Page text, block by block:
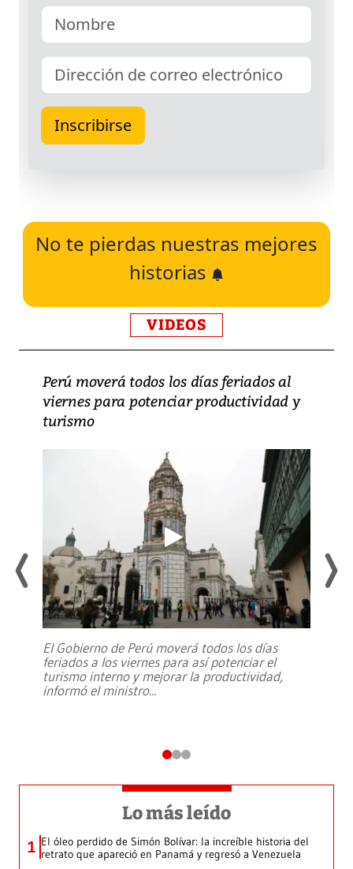
No te pierdas nuestras mejores
historias
VIDEOS
Perú moverá todos los días feriados al
viernes para potenciar productividad y
turismo
El Gobierno de Perú moverá todos los días
feriados a los viernes para así potenciar el
turismo interno y mejorar la productividad,
informó el ministro...
Lo más leído
1 El óleo perdido de Simón Bolívar: la increíble historia del
retrato que apareció en Panamá y regresó a Venezuela